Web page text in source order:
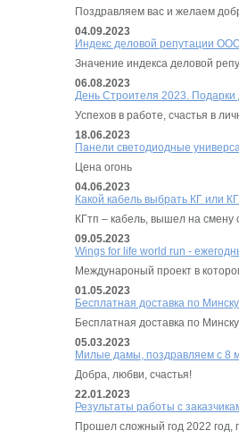
Поздравляем вас и желаем
04.09.2023
Индекс деловой репутации
Значение индекса деловой
06.08.2023
День Строителя 2023.
Успехов в работе, счастья в
18.06.2023
Панели светодиодные
Цена огонь
04.06.2023
Какой кабель выбрать КГ или
КГтп – кабель, вышел на смену
09.05.2023
Wings for life world run -
Междунароный проект в
01.05.2023
Бесплатная доставка по Минску
Бесплатная доставка по
05.03.2023
Милые дамы, поздравляем с 8
Добра, любви, счастья!
22.01.2023
Результаты работы с
Прошел сложный год 2022 год,